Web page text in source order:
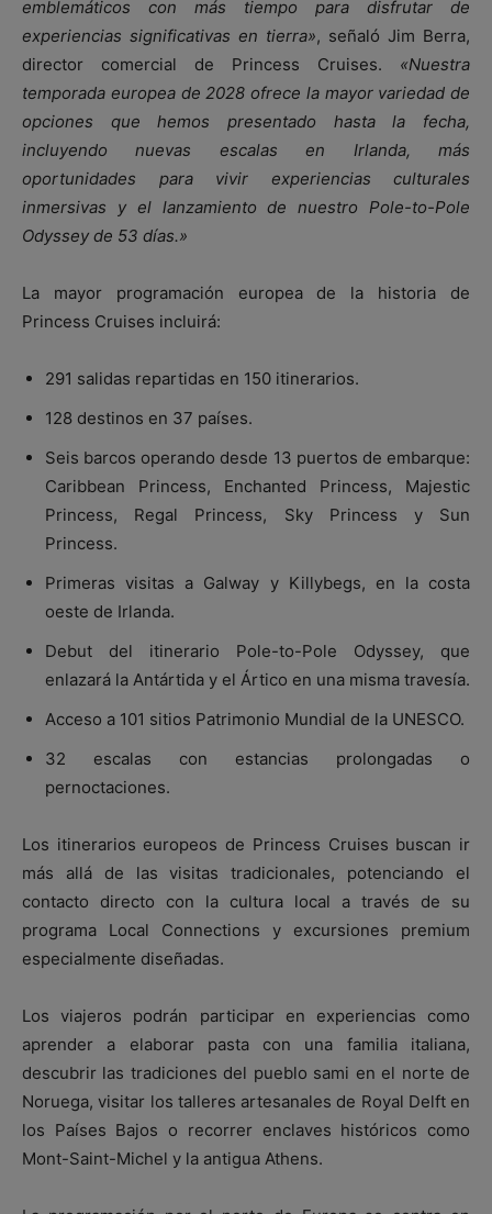
emblemáticos con más tiempo para disfrutar de
experiencias significativas en tierra», señaló Jim Berra,
director comercial de Princess Cruises. «Nuestra
temporada europea de 2028 ofrece la mayor variedad de
opciones que hemos presentado hasta la fecha,
incluyendo nuevas escalas en Irlanda, más
oportunidades para vivir experiencias culturales
inmersivas y el lanzamiento de nuestro Pole-to-Pole
Odyssey de 53 días.»
La mayor programación europea de la historia de
Princess Cruises incluirá:
291 salidas repartidas en 150 itinerarios.
128 destinos en 37 países.
Seis barcos operando desde 13 puertos de embarque:
Caribbean Princess, Enchanted Princess, Majestic
Princess, Regal Princess, Sky Princess y Sun
Princess.
Primeras visitas a Galway y Killybegs, en la costa
oeste de Irlanda.
Debut del itinerario Pole-to-Pole Odyssey, que
enlazará la Antártida y el Ártico en una misma travesía.
Acceso a 101 sitios Patrimonio Mundial de la UNESCO.
32 escalas con estancias prolongadas o
pernoctaciones.
Los itinerarios europeos de Princess Cruises buscan ir
más allá de las visitas tradicionales, potenciando el
contacto directo con la cultura local a través de su
programa Local Connections y excursiones premium
especialmente diseñadas.
Los viajeros podrán participar en experiencias como
aprender a elaborar pasta con una familia italiana,
descubrir las tradiciones del pueblo sami en el norte de
Noruega, visitar los talleres artesanales de Royal Delft en
los Países Bajos o recorrer enclaves históricos como
Mont-Saint-Michel y la antigua Athens.